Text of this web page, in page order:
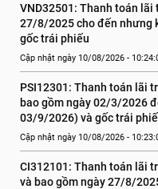
VND32501: Thanh toán
27/8/2025 cho đến nhưng
gốc trái phiếu
Cập nhật ngày 10/08/2026 -
PSI12301: Thanh toán lãi
bao gồm ngày 02/3/2026
03/9/2026) và gốc trái
Cập nhật ngày 10/08/2026 -
CI312101: Thanh toán lãi
và bao gồm ngày 27/8/